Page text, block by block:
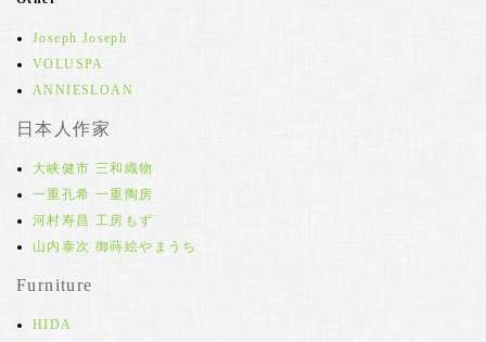
Joseph Joseph
VOLUSPA
ANNIESLOAN
日本人作家
大峡健市 三和織物
一重孔希 一重陶房
河村寿昌 工房もず
山内泰次 御蒔絵やまうち
Furniture
HIDA